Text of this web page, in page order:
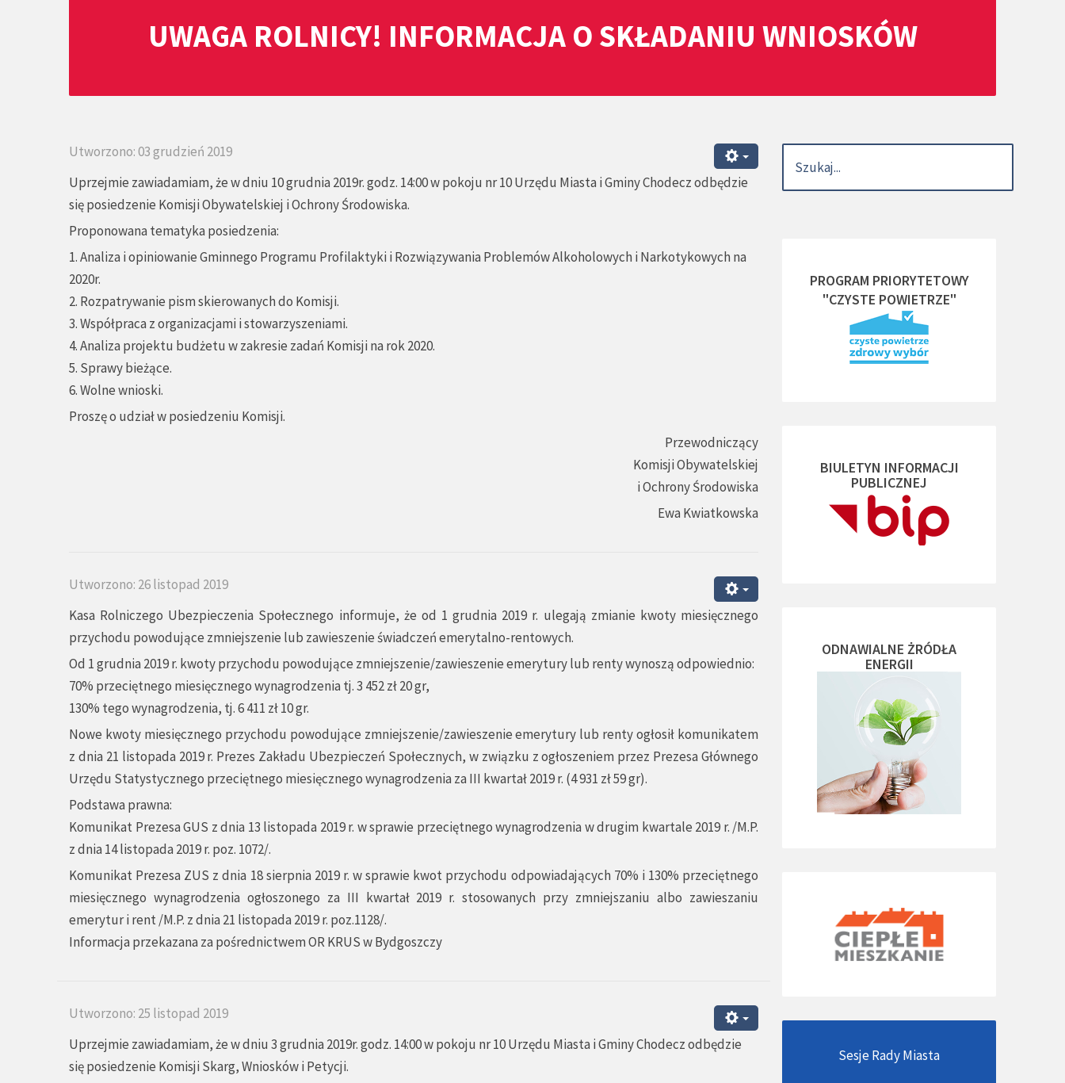
UWAGA ROLNICY! INFORMACJA O SKŁADANIU WNIOSKÓW
Utworzono: 03 grudzień 2019
Uprzejmie zawiadamiam, że w dniu 10 grudnia 2019r. godz. 14:00 w pokoju nr 10 Urzędu Miasta i Gminy Chodecz odbędzie
się posiedzenie Komisji Obywatelskiej i Ochrony Środowiska.
Proponowana tematyka posiedzenia:
1. Analiza i opiniowanie Gminnego Programu Profilaktyki i Rozwiązywania Problemów Alkoholowych i Narkotykowych na
2020r.
2. Rozpatrywanie pism skierowanych do Komisji.
3. Współpraca z organizacjami i stowarzyszeniami.
4. Analiza projektu budżetu w zakresie zadań Komisji na rok 2020.
5. Sprawy bieżące.
6. Wolne wnioski.
Proszę o udział w posiedzeniu Komisji.
Przewodniczący
Komisji Obywatelskiej
i Ochrony Środowiska
Ewa Kwiatkowska
Utworzono: 26 listopad 2019
Kasa Rolniczego Ubezpieczenia Społecznego informuje, że od 1 grudnia 2019 r. ulegają zmianie kwoty miesięcznego
przychodu powodujące zmniejszenie lub zawieszenie świadczeń emerytalno-rentowych.
Od 1 grudnia 2019 r. kwoty przychodu powodujące zmniejszenie/zawieszenie emerytury lub renty wynoszą odpowiednio:
70% przeciętnego miesięcznego wynagrodzenia tj. 3 452 zł 20 gr,
130% tego wynagrodzenia, tj. 6 411 zł 10 gr.
Nowe kwoty miesięcznego przychodu powodujące zmniejszenie/zawieszenie emerytury lub renty ogłosił komunikatem
z dnia 21 listopada 2019 r. Prezes Zakładu Ubezpieczeń Społecznych, w związku z ogłoszeniem przez Prezesa Głównego
Urzędu Statystycznego przeciętnego miesięcznego wynagrodzenia za III kwartał 2019 r. (4 931 zł 59 gr).
Podstawa prawna:
Komunikat Prezesa GUS z dnia 13 listopada 2019 r. w sprawie przeciętnego wynagrodzenia w drugim kwartale 2019 r. /M.P.
z dnia 14 listopada 2019 r. poz. 1072/.
Komunikat Prezesa ZUS z dnia 18 sierpnia 2019 r. w sprawie kwot przychodu odpowiadających 70% i 130% przeciętnego
miesięcznego wynagrodzenia ogłoszonego za III kwartał 2019 r. stosowanych przy zmniejszaniu albo zawieszaniu
emerytur i rent /M.P. z dnia 21 listopada 2019 r. poz.1128/.
Informacja przekazana za pośrednictwem OR KRUS w Bydgoszczy
Utworzono: 25 listopad 2019
Uprzejmie zawiadamiam, że w dniu 3 grudnia 2019r. godz. 14:00 w pokoju nr 10 Urzędu Miasta i Gminy Chodecz odbędzie
się posiedzenie Komisji Skarg, Wniosków i Petycji.
PROGRAM PRIORYTETOWY
"CZYSTE POWIETRZE"
BIULETYN INFORMACJI
PUBLICZNEJ
ODNAWIALNE ŻRÓDŁA
ENERGII
Sesje Rady Miasta